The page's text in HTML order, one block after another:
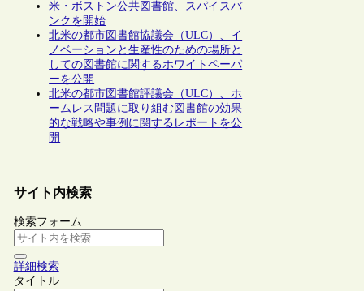
米・ボストン公共図書館、スパイスバ
ンクを開始
北米の都市図書館協議会（ULC）、イ
ノベーションと生産性のための場所と
しての図書館に関するホワイトペーパ
ーを公開
北米の都市図書館評議会（ULC）、ホ
ームレス問題に取り組む図書館の効果
的な戦略や事例に関するレポートを公
開
サイト内検索
検索フォーム
詳細検索
タイトル